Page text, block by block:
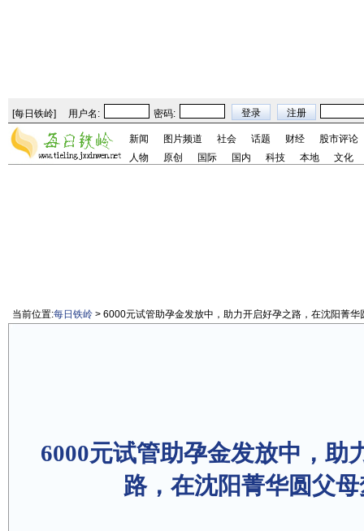
[每日铁岭] 用户名: 密码:
新闻 图片频道 社会 话题 财经
股市评论
人物
原创 国际 国内 科技 本地 文化
当前位置:每日铁岭 > 6000元试管助孕金发放中，助力开启好孕之路，在沈阳菁华
6000元试管助孕金发放中，助
路，在沈阳菁华圆父